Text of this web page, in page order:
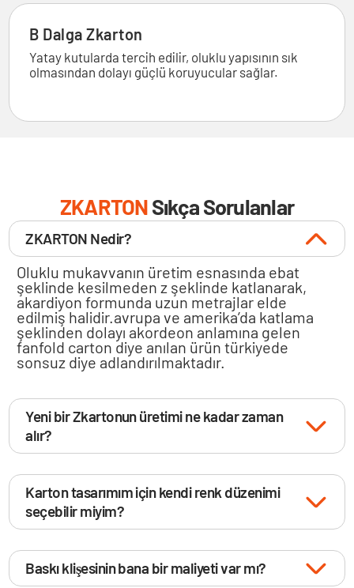
B Dalga Zkarton
Yatay kutularda tercih edilir, oluklu yapısının sık
olmasından dolayı güçlü koruyucular sağlar.
ZKARTONSıkça Sorulanlar
ZKARTON Nedir?
Oluklu mukavvanın üretim esnasında ebat
şeklinde kesilmeden z şeklinde katlanarak,
akardiyon formunda uzun metrajlar elde
edilmiş halidir.avrupa ve amerika’da katlama
şeklinden dolayı akordeon anlamına gelen
fanfold carton diye anılan ürün türkiyede
sonsuz diye adlandırılmaktadır.
Yeni bir Zkartonun üretimi ne kadar zaman
alır?
Karton tasarımım için kendi renk düzenimi
seçebilir miyim?
Baskı klişesinin bana bir maliyeti var mı?